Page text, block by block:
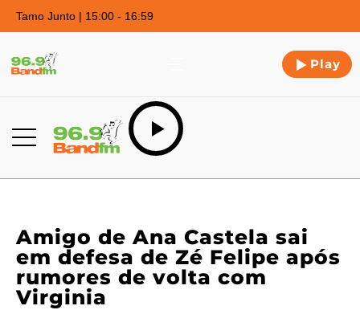
Tamo Junto | 15:00 - 16:59
Play
Amigo de Ana Castela sai
em defesa de Zé Felipe após
rumores de volta com
Virginia